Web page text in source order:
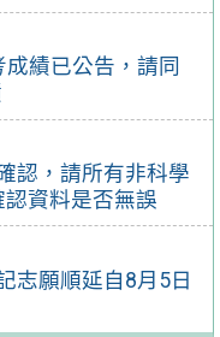
績已公告，請同
認，請所有非科學
資料是否無誤
志願順延自8月5日